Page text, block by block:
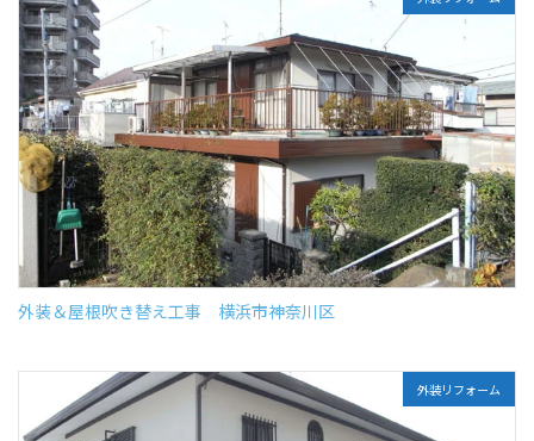
外装＆屋根吹き替え工事 横浜市神奈川区
外装リフォーム